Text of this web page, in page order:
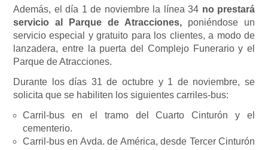
Además, el día 1 de noviembre la línea 34 no prestará
servicio al Parque de Atracciones, poniéndose un
servicio especial y gratuito para los clientes, a modo de
lanzadera, entre la puerta del Complejo Funerario y el
Parque de Atracciones.
Durante los días 31 de octubre y 1 de noviembre, se
solicita que se habiliten los siguientes carriles-bus:
Carril-bus en el tramo del Cuarto Cinturón y el
cementerio.
Carril-bus en Avda. de América, desde Tercer Cinturón